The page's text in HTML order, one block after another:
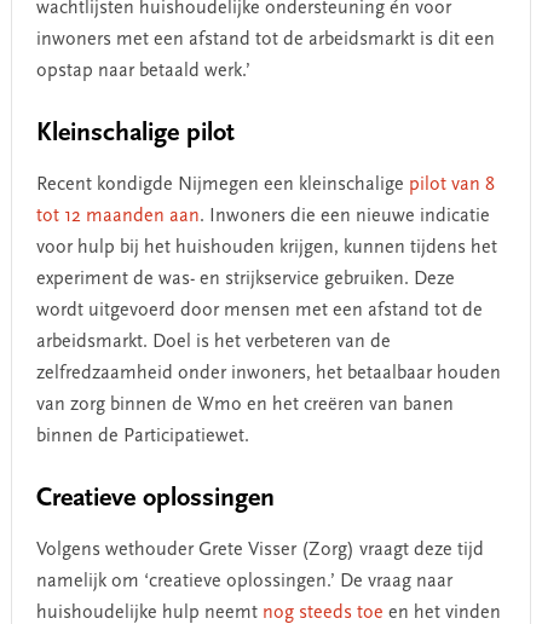
wachtlijsten huishoudelijke ondersteuning én voor
inwoners met een afstand tot de arbeidsmarkt is dit een
opstap naar betaald werk.’
Kleinschalige pilot
Recent kondigde Nijmegen een kleinschalige pilot van 8
tot 12 maanden aan. Inwoners die een nieuwe indicatie
voor hulp bij het huishouden krijgen, kunnen tijdens het
experiment de was- en strijkservice gebruiken. Deze
wordt uitgevoerd door mensen met een afstand tot de
arbeidsmarkt. Doel is het verbeteren van de
zelfredzaamheid onder inwoners, het betaalbaar houden
van zorg binnen de Wmo en het creëren van banen
binnen de Participatiewet.
Creatieve oplossingen
Volgens wethouder Grete Visser (Zorg) vraagt deze tijd
namelijk om ‘creatieve oplossingen.’ De vraag naar
huishoudelijke hulp neemt nog steeds toe en het vinden